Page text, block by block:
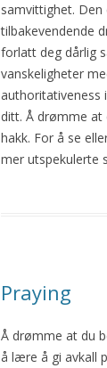
samvittighet.
tilbakevendende
forlatt deg dårlig
vanskeligheter
authoritativeness
ditt. Å drømme
hakk. For å se
mer utspekulerte
Praying
Å drømme at du
å lære å gi avkall